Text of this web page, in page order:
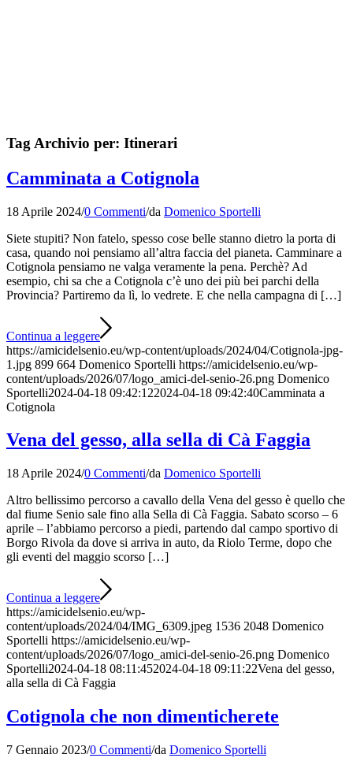
Tag Archivio per: Itinerari
Camminata a Cotignola
18 Aprile 2024/0 Commenti/da Domenico Sportelli
Siete stupiti? Non fatelo, spesso cose belle stanno dietro la porta di
casa, quando noi pensiamo all’altra faccia del pianeta. Camminare a
Cotignola pensiamo ne valga veramente la pena. Perchè? Ad
esempio, chi sa che a Cotignola c’è uno dei più bei parchi della
Provincia? Partiremo da lì, lo vedrete. E che nella campagna di […]
Continua a leggere
https://amicidelsenio.eu/wp-content/uploads/2024/04/Cotignola-jpg-
1.jpg 899 664 Domenico Sportelli https://amicidelsenio.eu/wp-
content/uploads/2026/07/logo_amici-del-senio-26.png Domenico
Sportelli2024-04-18 09:42:122024-04-18 09:42:40Camminata a
Cotignola
Vena del gesso, alla sella di Cà Faggia
18 Aprile 2024/0 Commenti/da Domenico Sportelli
Altro bellissimo percorso a cavallo della Vena del gesso è quello che
dal fiume Senio sale fino alla Sella di Cà Faggia. Sabato scorso – 6
aprile – l’abbiamo percorso a piedi, partendo dal campo sportivo di
Borgo Rivola da dove si arriva in auto, da Riolo Terme, dopo che
gli eventi del maggio scorso […]
Continua a leggere
https://amicidelsenio.eu/wp-
content/uploads/2024/04/IMG_6309.jpeg 1536 2048 Domenico
Sportelli https://amicidelsenio.eu/wp-
content/uploads/2026/07/logo_amici-del-senio-26.png Domenico
Sportelli2024-04-18 08:11:452024-04-18 09:11:22Vena del gesso,
alla sella di Cà Faggia
Cotignola che non dimenticherete
7 Gennaio 2023/0 Commenti/da Domenico Sportelli